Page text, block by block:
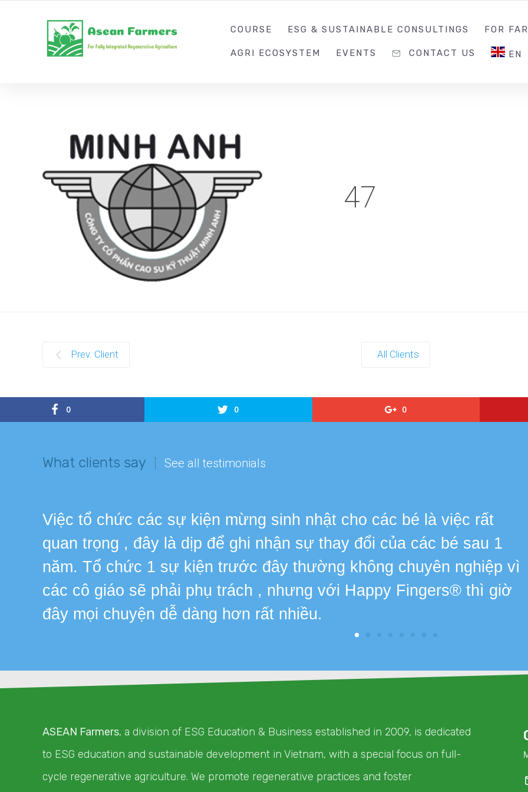
COURSE ESG & SUSTAINABLE CONSULTINGS FOR
AGRI ECOSYSTEM EVENTS CONTACT US EN
47
Prev. Client All Clients
0 0 0
What clients say See all testimonials
Việc tổ chức các sự kiện mừng sinh nhật cho các bé là việc rất
quan trọng , đây là dịp để ghi nhận sự thay đổi của các bé sau 1
năm. Tổ chức 1 sự kiện trước đây thường không chuyên nghiệp vì
các cô giáo sẽ phải phụ trách , nhưng với Happy Fingers® thì giờ
đây mọi chuyện dễ dàng hơn rất nhiều.
ASEAN Farmers, a division of ESG Education & Business established in 2009, is dedicated
to ESG education and sustainable development in Vietnam, with a special focus on full-
cycle regenerative agriculture. We promote regenerative practices and foster